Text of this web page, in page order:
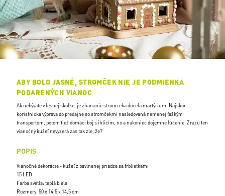
ABY BOLO JASNÉ, STROMČEK NIE JE PODMIENKA
PODARENÝCH VIANOC
Ak nebývate v lesnej škôlke, je zháňanie stromčeka docela martýrium. Najskôr
koristnícka výprava do predajne so stromčekmi nasledovaná nemenej ťažkým
transportom, potom tiež domáci boj s ihličím, no a nakoniec dojemné lúčenie. Zrazu ten
vianočný kužeľ nevyzerá zas tak zle, že?
POPIS
Vianočné dekorácie - kužeľ z bavlnenej priadze sa trblietkami
15 LED
Farba svetla: teplá biela
Rozmery: 50 x 14,5 x 14,5 cm